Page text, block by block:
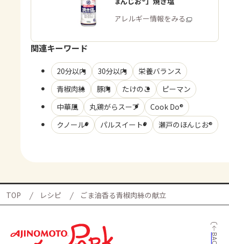
商品・アレルギー情報をみる
関連キーワード
20分以内 30分以内
栄養バランス
青椒肉絲
豚肉 たけのこ
ピーマン
中華風
丸鶏がらスープ
Cook Do®
クノール®
パルスイート® 瀬戸のほんじお®
TOP レシピ ごま油香る青椒肉絲の献立